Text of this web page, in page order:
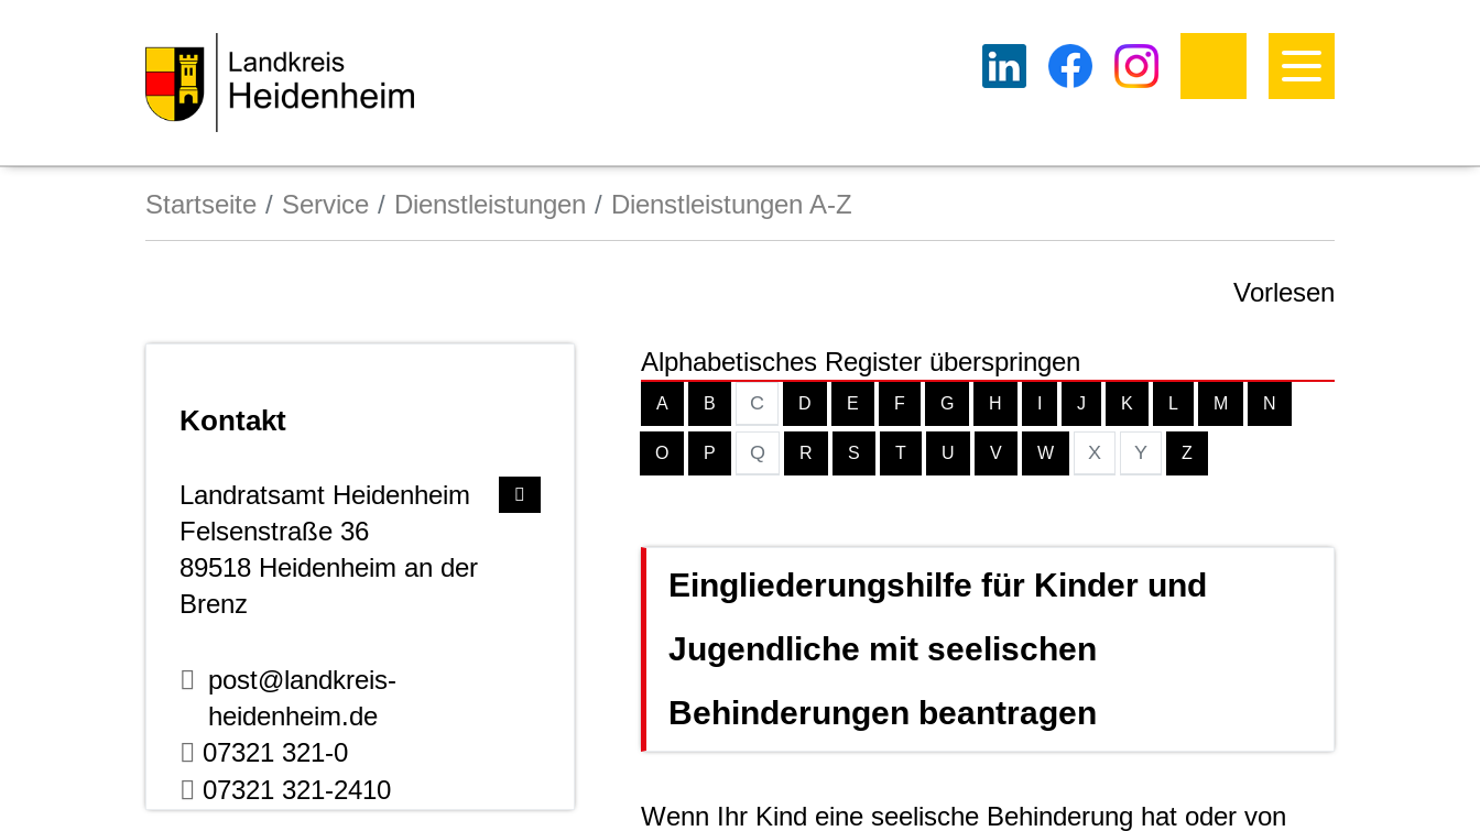
Startseite Service Dienstleistungen Dienstleistungen A-Z
Vorlesen
Kontakt
Landratsamt Heidenheim
Felsenstraße 36
89518 Heidenheim an der
Brenz
post@landkreis-
heidenheim.de
07321 321-0
07321 321-2410
Alphabetisches Register überspringen
A B C D E F G H J K L M N
O P Q R S T U V W X Y Z
Eingliederungshilfe für Kinder und
Jugendliche mit seelischen
Behinderungen beantragen
Wenn Ihr Kind eine seelische Behinderung hat oder von